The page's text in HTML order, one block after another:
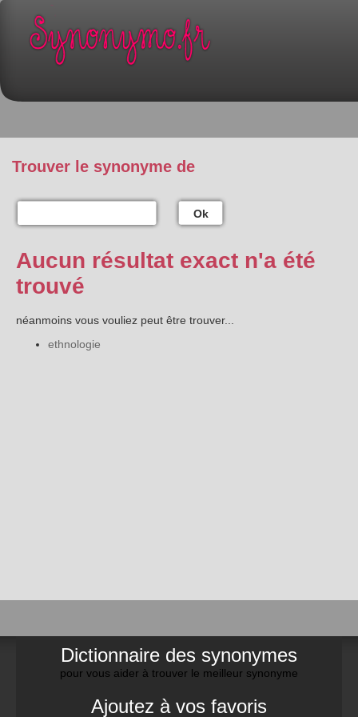
Trouver le synonyme de
Ok
Aucun résultat exact n'a été
trouvé
néanmoins vous vouliez peut être trouver...
ethnologie
Dictionnaire des synonymes
pour vous aider à trouver le meilleur synonyme
Ajoutez à vos favoris